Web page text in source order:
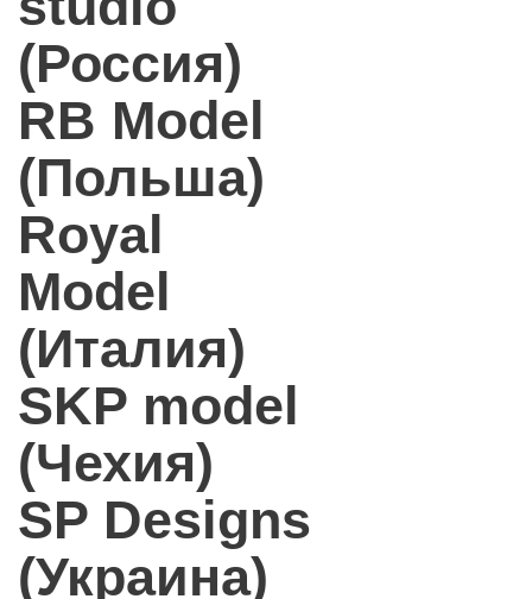
(Россия)
RB Model
(Польша)
Royal
Model
(Италия)
SKP model
(Чехия)
SP Designs
(Украина)